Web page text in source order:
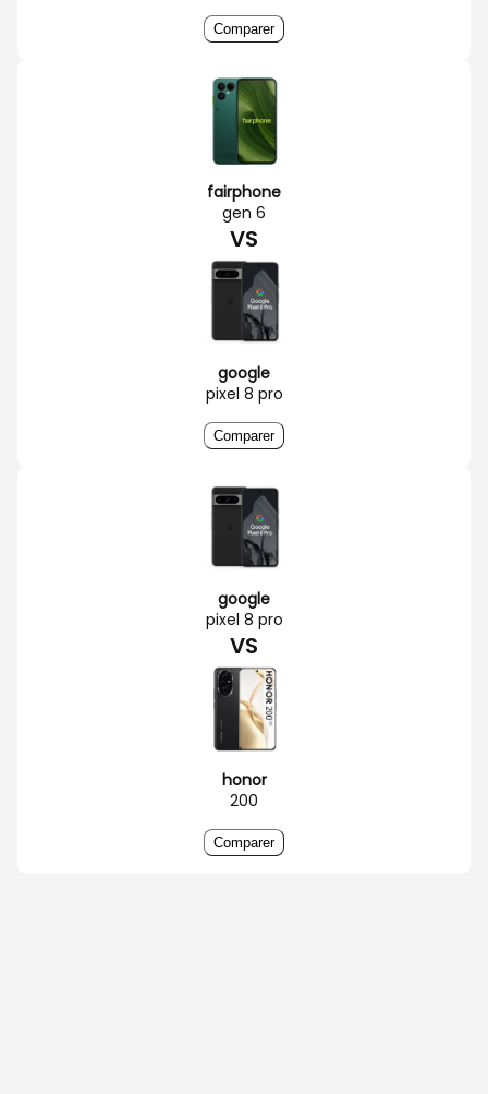
Comparer
fairphone
gen 6
VS
google
pixel 8 pro
Comparer
google
pixel 8 pro
VS
honor
200
Comparer